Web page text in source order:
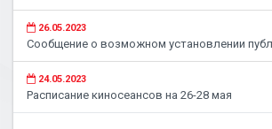
26.05.2023
Сообщение о возможном установлении
24.05.2023
Расписание киносеансов на 26-28 мая